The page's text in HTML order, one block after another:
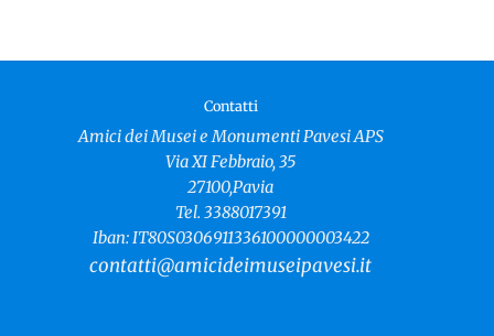
Contatti
Amici dei Musei e Monumenti Pavesi APS
Via XI Febbraio, 35
27100,Pavia
Tel. 3388017391
Iban: IT80S0306911336100000003422
contatti@amicideimuseipavesi.it